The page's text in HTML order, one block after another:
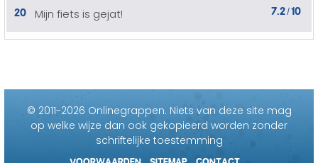
20 Mijn fiets is gejat! 7.2/10
© 2011-2026 Onlinegrappen. Niets van deze site mag
op welke wijze dan ook gekopieerd worden zonder
schriftelijke toestemming
VOORWAARDEN SITEMAP CONTACT